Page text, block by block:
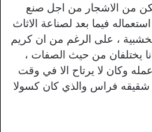
من الاشجار من اجل صنع
فيما بعد لصناعة الاثاث
، على الرغم من ان كريم
يختلفان من حيث الصفات ،
وكان لا يرتاح الا في وقت
فراس والذي كان كسولا